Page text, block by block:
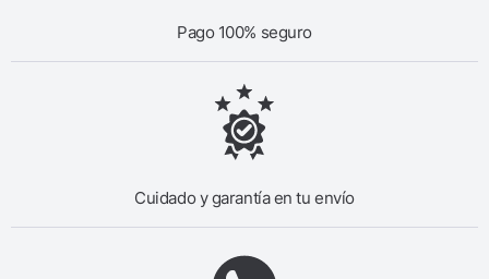
Pago 100% seguro
Cuidado y garantía en tu envío